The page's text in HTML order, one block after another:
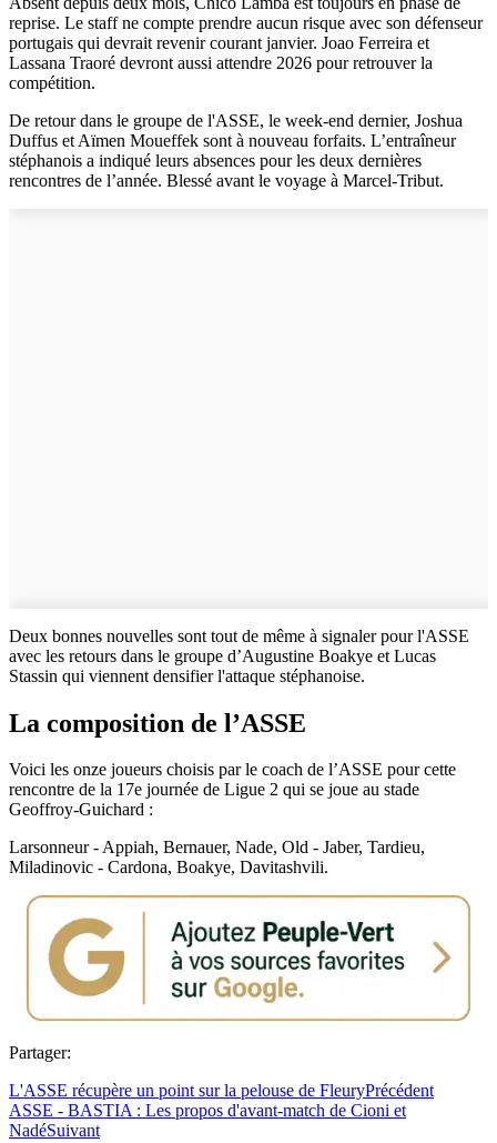
reprise. Le staff ne compte prendre aucun risque avec son défenseur
portugais qui devrait revenir courant janvier. Joao Ferreira et
Lassana Traoré devront aussi attendre 2026 pour retrouver la
compétition.
De retour dans le groupe de l'ASSE, le week-end dernier, Joshua
Duffus et Aïmen Moueffek sont à nouveau forfaits. L’entraîneur
stéphanois a indiqué leurs absences pour les deux dernières
rencontres de l’année. Blessé avant le voyage à Marcel-Tribut.
Deux bonnes nouvelles sont tout de même à signaler pour l'ASSE
avec les retours dans le groupe d’Augustine Boakye et Lucas
Stassin qui viennent densifier l'attaque stéphanoise.
La composition de l’ASSE
Voici les onze joueurs choisis par le coach de l’ASSE pour cette
rencontre de la 17e journée de Ligue 2 qui se joue au stade
Geoffroy-Guichard :
Larsonneur - Appiah, Bernauer, Nade, Old - Jaber, Tardieu,
Miladinovic - Cardona, Boakye, Davitashvili.
Partager:
L'ASSE récupère un point sur la pelouse de FleuryPrécédent
ASSE - BASTIA : Les propos d'avant-match de Cioni et
NadéSuivant